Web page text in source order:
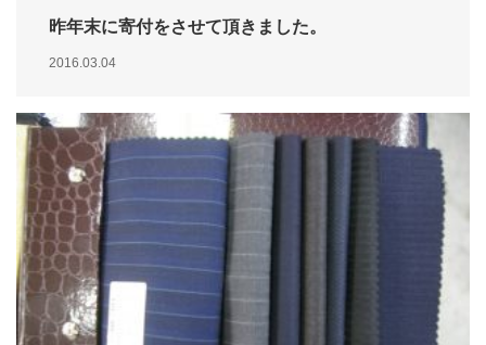
昨年末に寄付をさせて頂きました。
2016.03.04